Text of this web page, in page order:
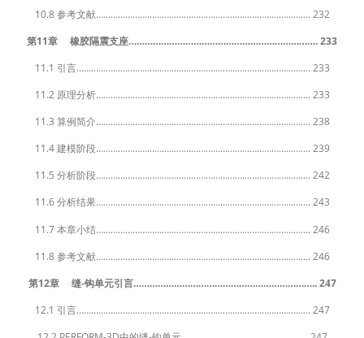
10.8 参考文献……………………………………………………………………………. 232
第11章 橡胶隔震支座……………………………………………………………. 233
11.1 引言…………………………………………………………………………………… 233
11.2 原理分析……………………………………………………………………………. 233
11.3 算例简介……………………………………………………………………………. 238
11.4 建模阶段……………………………………………………………………………. 239
11.5 分析阶段……………………………………………………………………………. 242
11.6 分析结果……………………………………………………………………………. 243
11.7 本章小结……………………………………………………………………………. 246
11.8 参考文献……………………………………………………………………………. 246
第12章 缝-钩单元引言………………………………………………………….. 247
12.1 引言…………………………………………………………………………………… 247